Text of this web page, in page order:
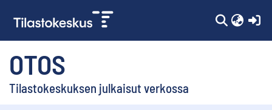
OTOS
Tilastokeskuksen julkaisut verkossa